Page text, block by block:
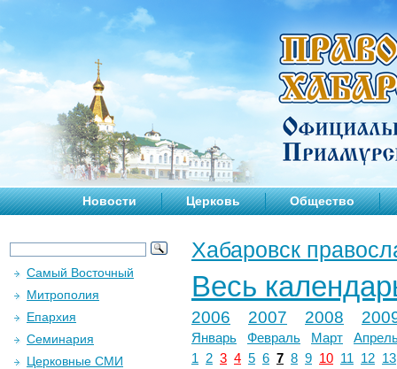
Новости Церковь Общество
Хабаровск
Весь
2006 2007 2008
Январь Февраль Март
1
2 3 4 5 6 7 8 9 10 11 12 13
Самый Восточный
Митрополия
Епархия
Семинария
Церковные СМИ